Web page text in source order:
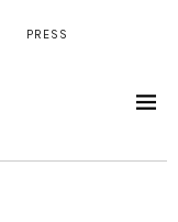
PRESS